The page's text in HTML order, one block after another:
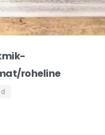
roheline